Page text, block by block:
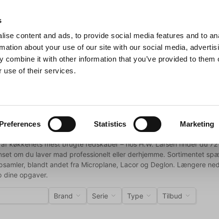
content and ads, to provide social media features and to
about your use of our site with our social media,
combine it with other information that you’ve provided to them
use of their services.
Preferences Statistics Marketing
Søg
& Pander Grill
køkkenets mest brugte redskaber – hos H.W. Larsen finder du
om du laver mad professionelt eller derhjemme. Sortimentet
blandt andet fra Microplane, Lacor og Deglon. Længere
dine opgaver.
Brand Serie Type Tilbud